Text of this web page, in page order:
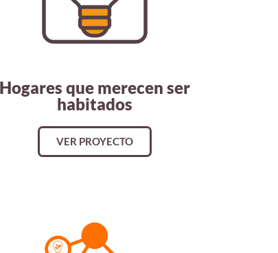
Hogares que merecen ser
habitados
VER PROYECTO